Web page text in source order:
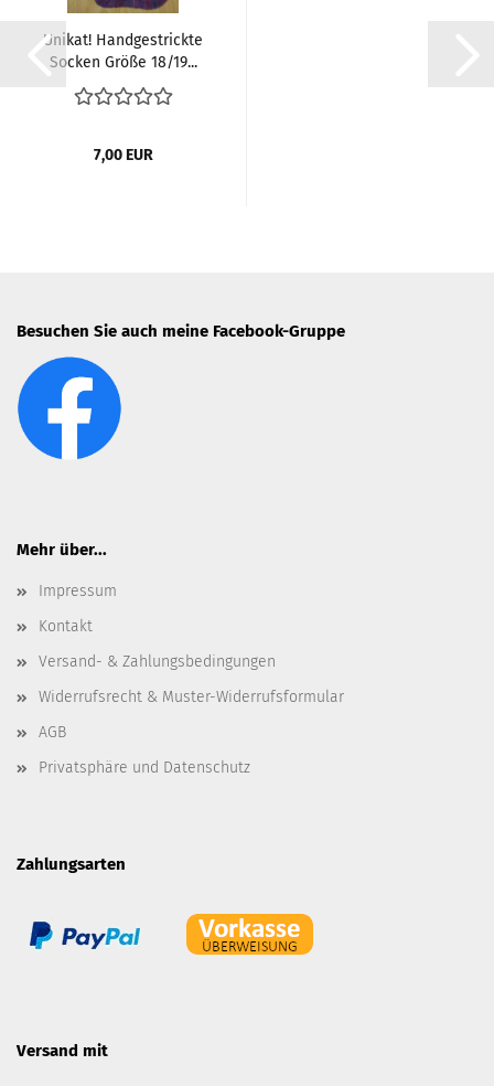
Unikat! Handgestrickte
Socken Größe 18/19...
7,00 EUR
Besuchen Sie auch meine Facebook-Gruppe
Mehr über...
Impressum
Kontakt
Versand- & Zahlungsbedingungen
Widerrufsrecht & Muster-Widerrufsformular
AGB
Privatsphäre und Datenschutz
Zahlungsarten
Versand mit